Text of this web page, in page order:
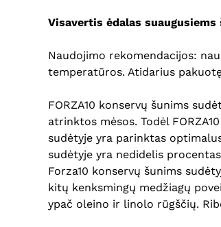
Visavertis ėdalas
Naudojimo rekomendacijos:
temperatūros. Atidarius
FORZA10 konservų šunims
atrinktos mėsos. Todėl
sudėtyje yra parinktas
sudėtyje yra nedidelis
Forza10 konservų šunims
kitų kenksmingų medžiagų
ypač oleino ir linolo rūgščių.